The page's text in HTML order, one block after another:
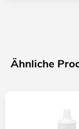
Ähnliche